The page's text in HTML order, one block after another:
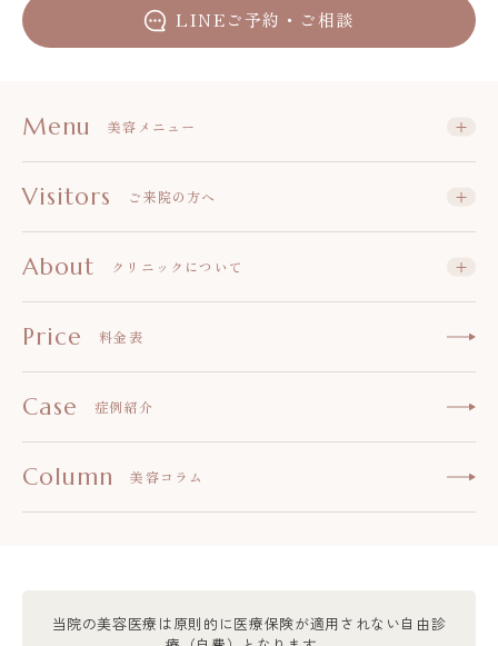
LINEご予約・ご相談
Menu 美容メニュー
Visitors ご来院の方へ
About クリニックについて
Price 料金表
Case 症例紹介
Column 美容コラム
当院の美容医療は原則的に医療保険が適用されない自由診